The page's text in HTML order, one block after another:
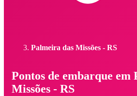
Palmeira das Missões - RS
Pontos de embarque em
Missões - RS